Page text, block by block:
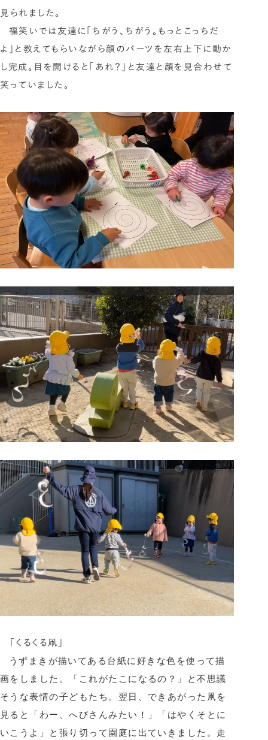
見られました。
福笑いでは友達に「ちがう、ちがう。もっとこっちだ
よ」と教えてもらいながら顔のパーツを左右上下に動か
し完成。目を開けると「あれ？」と友達と顔を見合わせて
笑っていました。
「くるくる凧」
うずまきが描いてある台紙に好きな色を使って描
画をしました。「これがたこになるの？」と不思議
そうな表情の子どもたち。翌日、できあがった凧を
見ると「わー、へびさんみたい！」「はやくそとに
いこうよ」と張り切って園庭に出ていきました。走